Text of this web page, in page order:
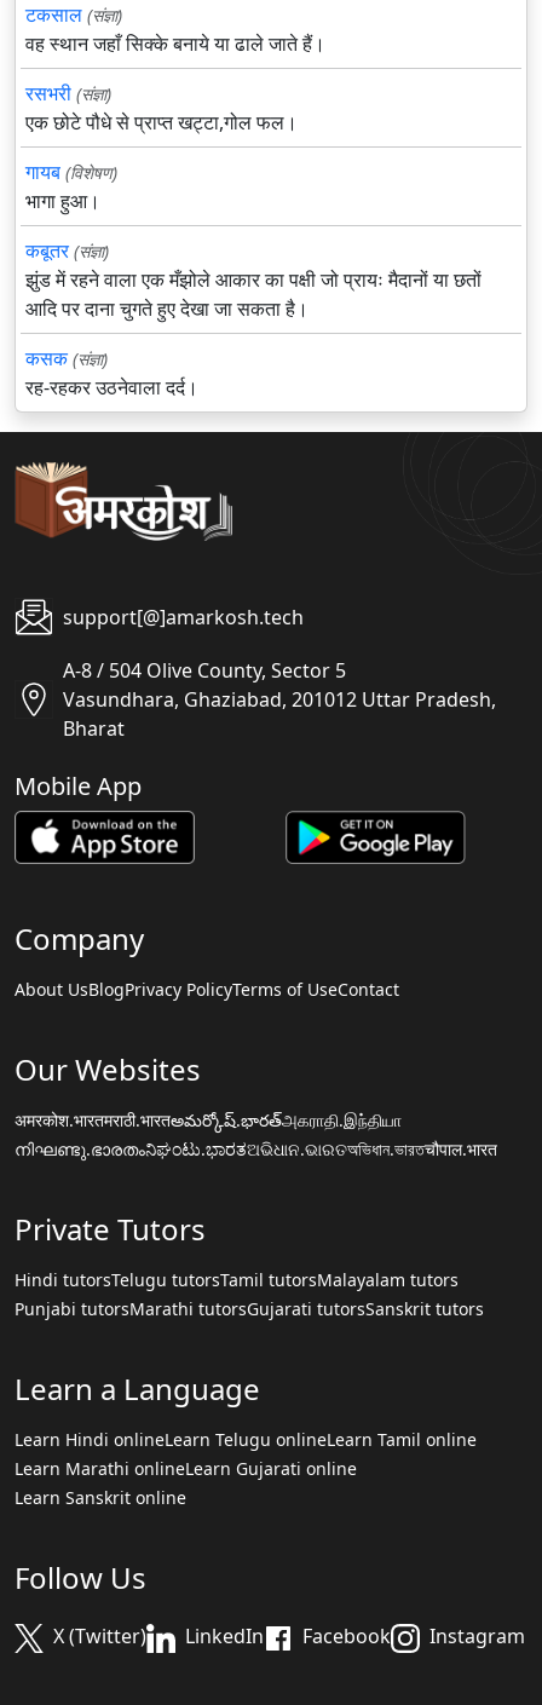
टकसाल (संज्ञा)
वह स्थान जहाँ सिक्के बनाये या ढाले जाते हैं।
रसभरी (संज्ञा)
एक छोटे पौधे से प्राप्त खट्टा,गोल फल।
गायब (विशेषण)
भागा हुआ।
कबूतर (संज्ञा)
झुंड में रहने वाला एक मँझोले आकार का पक्षी जो प्रायः मैदानों या छतों
आदि पर दाना चुगते हुए देखा जा सकता है।
कसक (संज्ञा)
रह-रहकर उठनेवाला दर्द।
support[@]amarkosh.tech
A-8 / 504 Olive County, Sector 5
Vasundhara, Ghaziabad, 201012 Uttar Pradesh,
Bharat
Mobile App
Company
About UsBlogPrivacy PolicyTerms of UseContact
Our Websites
अमरकोश.भारतमराठी.भारतఅమర్కోష్.భారత్அகராதி.இந்தியா
നിഘണ്ടു.ഭാരതംನಿಘಂಟು.ಭಾರತଅଭିଧାନ.ଭାରତঅভিধান.ভারতचौपाल.भारत
Private Tutors
Hindi tutorsTelugu tutorsTamil tutorsMalayalam tutors
Punjabi tutorsMarathi tutorsGujarati tutorsSanskrit tutors
Learn a Language
Learn Hindi onlineLearn Telugu onlineLearn Tamil online
Learn Marathi onlineLearn Gujarati online
Learn Sanskrit online
Follow Us
X (Twitter) LinkedIn Facebook Instagram